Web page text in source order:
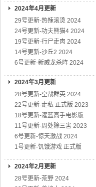
2024年4月更新
29号更新-热辣滚烫 2024
24号更新-功夫熊猫4 2024
19号更新-行尸走肉 2024
14号更新-沙丘2 2024
6号更新-新威龙杀阵 2024
2024年3月更新
28号更新-空战群英 2024
22号更新-走私 正式版 2023
18号更新-灌篮高手电影版
11号更新-周处除三害 2023
6号更新-惊天激战 2024
1号更新-饥饿游戏 正式版
2024年2月更新
28号更新-荒野 2024